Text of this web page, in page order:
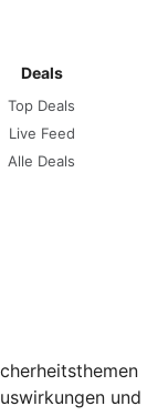
Deals
Top Deals
Live Feed
Alle Deals
und